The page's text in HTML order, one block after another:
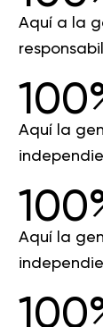
Aquí a la
Aquí la
Aquí la